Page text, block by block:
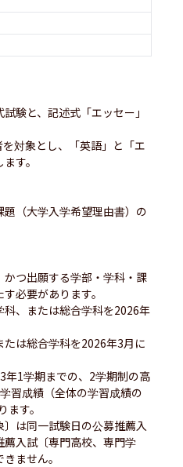
験と、記述式「エッセー」
対象とし、「英語」と「エ
す。
題（大学入学希望理由書）の
つ出願する学部・学科・課
必要があります。
、または総合学科を2026年
は総合学科を2026年3月に
年1学期までの、2学期制の高
習成績（全体の学習成績の
す。
は同一試験日の公募推薦入
入試〔専門高校、専門学
ません。